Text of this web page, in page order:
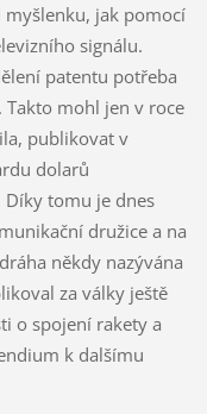
myšlenku, jak pomocí
signálu.
patentu potřeba
mohl jen v roce
publikovat v
dolarů
Díky tomu je dnes
družice a na
někdy nazývána
za války ještě
o spojení rakety a
k dalšímu